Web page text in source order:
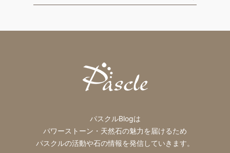
パスクルBlogは
パワーストーン・天然石の魅力を届けるため
パスクルの活動や石の情報を発信していきます。